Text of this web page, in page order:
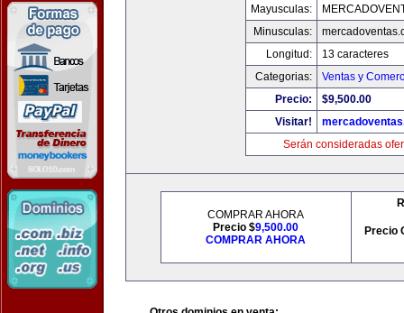
Mayusculas:
Minusculas:
Longitud:
13 caracteres
Categorias:
Ventas y
Precio:
$9,500.00
Visitar!
Serán consideradas
COMPRAR AHORA
Precio $9,500.00
COMPRAR AHORA
Precio